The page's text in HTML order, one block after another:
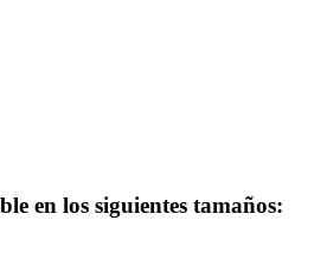
en los siguientes tamaños: